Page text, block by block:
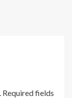
Required fields